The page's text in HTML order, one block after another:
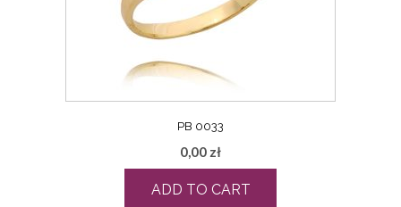
PB 0033
0,00 zł
ADD TO CART